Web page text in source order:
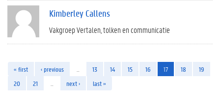
Kimberley Callens
Vakgroep Vertalen, tolken en communicatie
« first ‹ previous 13 14 15 16 17 18
19
20
21 next › last »